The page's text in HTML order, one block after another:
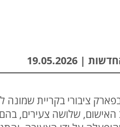
ציבורי בקריית
שלושה צעירים,